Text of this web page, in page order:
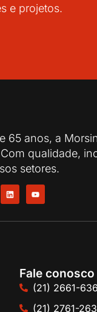
e projetos.
65 anos, a
qualidade,
setores.
Fale conosco
(21) 2661-
(21) 2761-